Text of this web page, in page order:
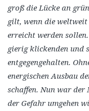
groß die Lücke an
gilt, wenn die weltweit
erreicht werden
gierig klickenden und
entgegengehalten.
energischen Ausbau
schaffen. Nun war
der Gefahr umgehen